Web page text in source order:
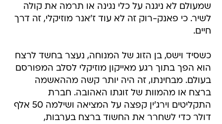
שמעולם לא ניגנה על כלי נגינה או תרמה את קולה
לשיר. כי פאנק-רוק זה לא עוד ז'אנר מוזיקלי, זה דרך
חיים.
כשסיד וישס, בן הזוג של המנוחה, נעצר בחשד לרצח 
הוא הפך בתוך רגע מאייקון מוזיקלי לסלב המפורסם
בעולם. מבחינתו, זה היה יותר קשה מההאשמה
ברצח או מהמוות של זוגתו האהובה. חברת
התקליטים וירג'ין קפצה על המציאה ושילמה 50 אלף
דולר כדי לשחרר את החשוד ברצח בערבות,